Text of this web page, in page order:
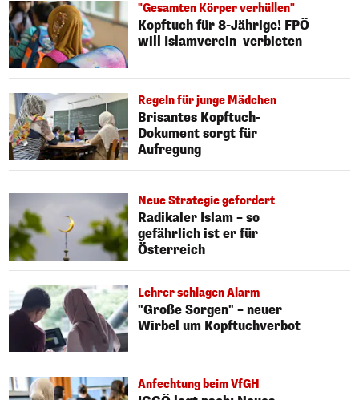
"Gesamten Körper verhüllen"
Kopftuch für 8-Jährige! FPÖ
will Islamverein verbieten
Regeln für junge Mädchen
Brisantes Kopftuch-
Dokument sorgt für
Aufregung
Neue Strategie gefordert
Radikaler Islam – so
gefährlich ist er für
Österreich
Lehrer schlagen Alarm
"Große Sorgen" – neuer
Wirbel um Kopftuchverbot
Anfechtung beim VfGH